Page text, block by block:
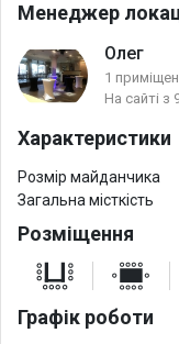
апаратурою,
ігровою приставкою
Зал знаходиться в
Менеджер
Олег
1
На сайті з
Характеристики
Розмір майданчика
Загальна місткість
Розміщення
Графік роботи